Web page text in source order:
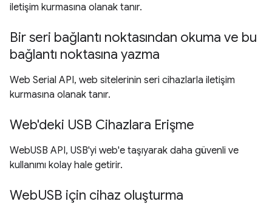
iletişim kurmasına olanak tanır.
Bir seri bağlantı noktasından okuma ve bu
bağlantı noktasına yazma
Web Serial API, web sitelerinin seri cihazlarla iletişim
kurmasına olanak tanır.
Web'deki USB Cihazlara Erişme
WebUSB API, USB'yi web'e taşıyarak daha güvenli ve
kullanımı kolay hale getirir.
WebUSB için cihaz oluşturma